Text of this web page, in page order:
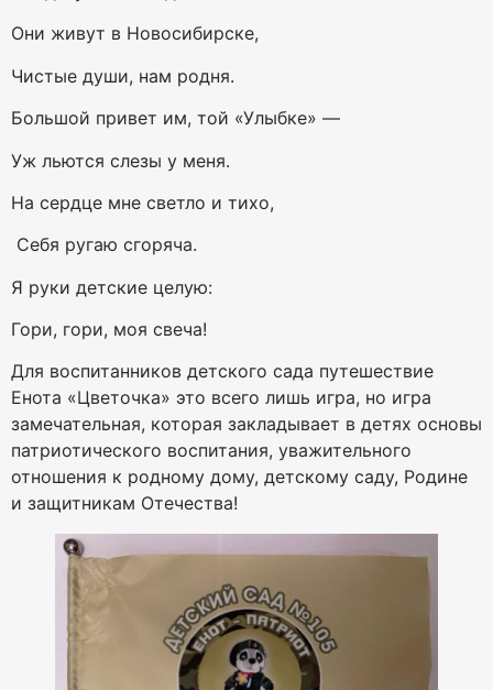
Они живут в Новосибирске,
Чистые души, нам родня.
Большой привет им, той «Улыбке» —
Уж льются слезы у меня.
На сердце мне светло и тихо,
Себя ругаю сгоряча.
Я руки детские целую:
Гори, гори, моя свеча!
Для воспитанников детского сада путешествие
Енота «Цветочка» это всего лишь игра, но игра
замечательная, которая закладывает в детях основы
патриотического воспитания, уважительного
отношения к родному дому, детскому саду, Родине
и защитникам Отечества!